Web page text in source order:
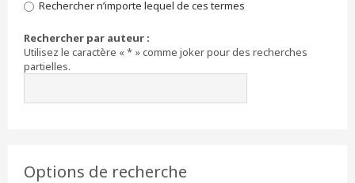
Rechercher n’importe lequel de ces termes
Rechercher par auteur :
Utilisez le caractère « * » comme joker pour des recherches
partielles.
Options de recherche